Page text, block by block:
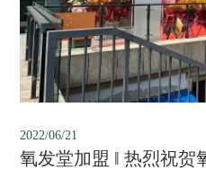
2022/06/21